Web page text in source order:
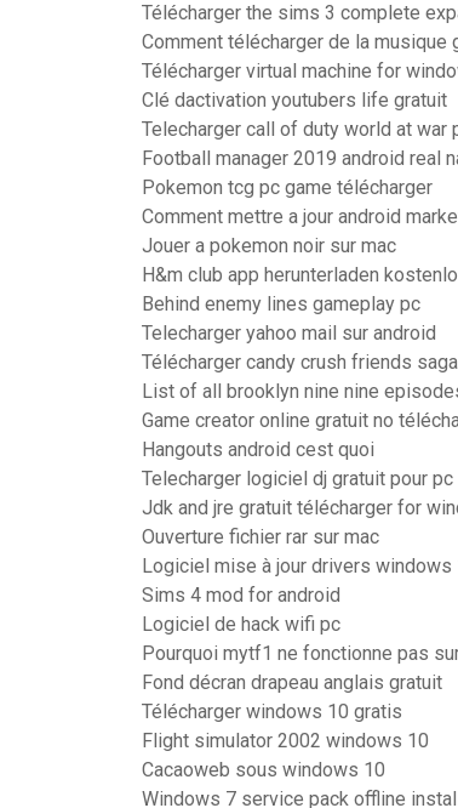
Télécharger the sims 3 complete
Comment télécharger de la
Télécharger virtual machine for
Clé dactivation youtubers life gratuit
Telecharger call of duty world at war
Football manager 2019 android real
Pokemon tcg pc game télécharger
Comment mettre a jour android
Jouer a pokemon noir sur mac
H&m club app herunterladen
Behind enemy lines gameplay pc
Telecharger yahoo mail sur android
Télécharger candy crush friends
List of all brooklyn nine nine
Game creator online gratuit no
Hangouts android cest quoi
Telecharger logiciel dj gratuit pour pc
Jdk and jre gratuit télécharger for
Ouverture fichier rar sur mac
Logiciel mise à jour drivers windows
Sims 4 mod for android
Logiciel de hack wifi pc
Pourquoi mytf1 ne fonctionne pas
Fond décran drapeau anglais gratuit
Télécharger windows 10 gratis
Flight simulator 2002 windows 10
Cacaoweb sous windows 10
Windows 7 service pack offline